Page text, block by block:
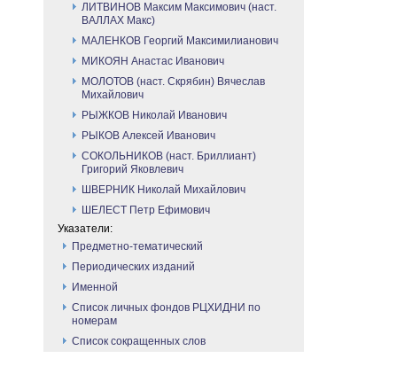
ЛИТВИНОВ Максим Максимович (наст.
ВАЛЛАХ Макс)
МАЛЕНКОВ Георгий Максимилианович
МИКОЯН Анастас Иванович
МОЛОТОВ (наст. Скрябин) Вячеслав
Михайлович
РЫЖКОВ Николай Иванович
РЫКОВ Алексей Иванович
СОКОЛЬНИКОВ (наст. Бриллиант)
Григорий Яковлевич
ШВЕРНИК Николай Михайлович
ШЕЛЕСТ Петр Ефимович
Указатели:
Предметно-тематический
Периодических изданий
Именной
Список личных фондов РЦХИДНИ по
номерам
Список сокращенных слов